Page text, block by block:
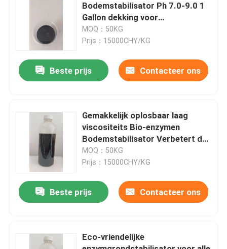
Fabriekstocht
Kwaliteitscontrole
Neem contact met ons op
Vraag een offerte
Stabilisator van de weggrond
Stabilisator van de bodem met enzymen
Bodemstabilisator Ph 7.0-9.0 1
Gallon dekking voor
bodemerosiebestrijding
MOQ：50KG
Prijs：15000CHY/KG
Beste prijs Contacteer ons
Gemakkelijk oplosbaar laag
viscositeits Bio-enzymen
Bodemstabilisator Verbetert de
bodem op alle soorten
oppervlakken
MOQ：50KG
Prijs：15000CHY/KG
Beste prijs Contacteer ons
Eco-vriendelijke